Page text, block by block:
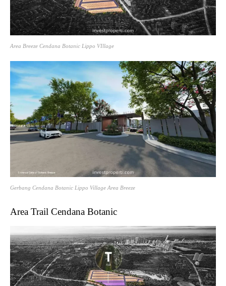
Area Breeze Cendana Botanic Lippo VIllage
Gerbang Cendana Botanic Lippo Village Area Breeze
Area Trail Cendana Botanic